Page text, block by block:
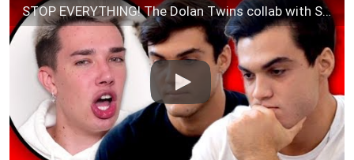
STOP EVERYTHING! The Dolan Twins collab with Shane Dawson might be about James Charles!